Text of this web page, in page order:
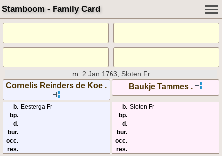
Stamboom - Family Card
m. 2 Jan 1763, Sloten Fr
Cornelis Reinders de Koe . Baukje Tammes .
b. Eesterga Fr
bp.
d.
bur.
occ.
res.
b. Sloten Fr
bp.
d.
bur.
occ.
res.